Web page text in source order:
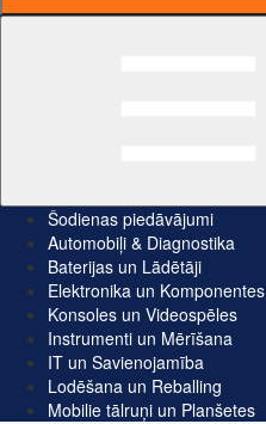
Šodienas piedāvājumi
Automobiļi & Diagnostika
Baterijas un Lādētāji
Elektronika un Komponentes
Konsoles un Videospēles
Instrumenti un Mērīšana
IT un Savienojamība
Lodēšana un Reballing
Mobilie tālruņi un Planšetes